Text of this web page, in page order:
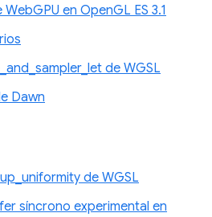
en OpenGL ES 3.1
de WGSL
Dawn
de WGSL
síncrono experimental en